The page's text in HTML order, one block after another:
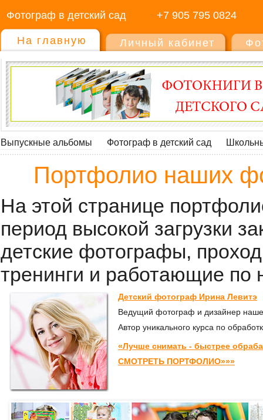
Фотограф в детский сад +7 905 795 0824
На главную Личный кабинет
Выпускные альбомы Фотограф в детский сад
Портфолио наших
На этой странице
период высокой загрузки
детские фотографы,
тренинги и работающие по
Детский фотограф Ирина Левитэ
Ведущий фотограф и дизайнер
Автор уникального курса по
«Лучше снимать - быстрее
СМОТРЕТЬ ПОРТФОЛИО»»»